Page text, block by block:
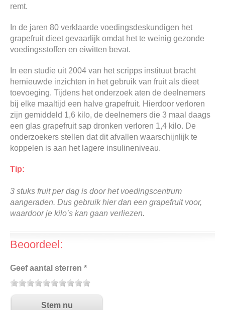
remt.
In de jaren 80 verklaarde voedingsdeskundigen het
grapefruit dieet gevaarlijk omdat het te weinig gezonde
voedingsstoffen en eiwitten bevat.
In een studie uit 2004 van het scripps instituut bracht
hernieuwde inzichten in het gebruik van fruit als dieet
toevoeging. Tijdens het onderzoek aten de deelnemers
bij elke maaltijd een halve grapefruit. Hierdoor verloren
zijn gemiddeld 1,6 kilo, de deelnemers die 3 maal daags
een glas grapefruit sap dronken verloren 1,4 kilo. De
onderzoekers stellen dat dit afvallen waarschijnlijk te
koppelen is aan het lagere insulineniveau.
Tip:
3 stuks fruit per dag is door het voedingscentrum
aangeraden. Dus gebruik hier dan een grapefruit voor,
waardoor je kilo’s kan gaan verliezen.
Beoordeel:
Geef aantal sterren *